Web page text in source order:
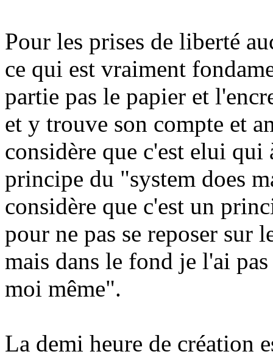
Pour les prises de liberté
ce qui est vraiment
partie pas le papier et
et y trouve son compte et
considère que c'est elui
principe du "system does
considère que c'est un
pour ne pas se reposer sur
mais dans le fond je l'ai
moi même".
La demi heure de création